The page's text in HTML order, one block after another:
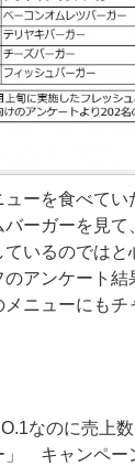
ーを食べて
ーガーを見て
いるのでは
のアンケート
メニューにも
なのに売上
」 キャンペー